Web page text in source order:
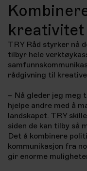
kreativitet
TRY Råd styrker nå
tilbyr hele
rådgivning til
– Nå gleder jeg meg
hjelpe andre med å
landskapet. TRY
siden de kan tilby så
Det å kombinere
kommunikasjon fra
gir enorme